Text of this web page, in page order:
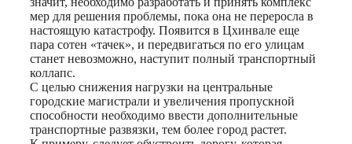
мер для решения проблемы, пока она не переросла в
настоящую катастрофу. Появится в Цхинвале еще
пара сотен «тачек», и передвигаться по его улицам
станет невозможно, наступит полный транспортный
коллапс.
С целью снижения нагрузки на центральные
городские магистрали и увеличения пропускной
способности необходимо ввести дополнительные
транспортные развязки, тем более город растет.